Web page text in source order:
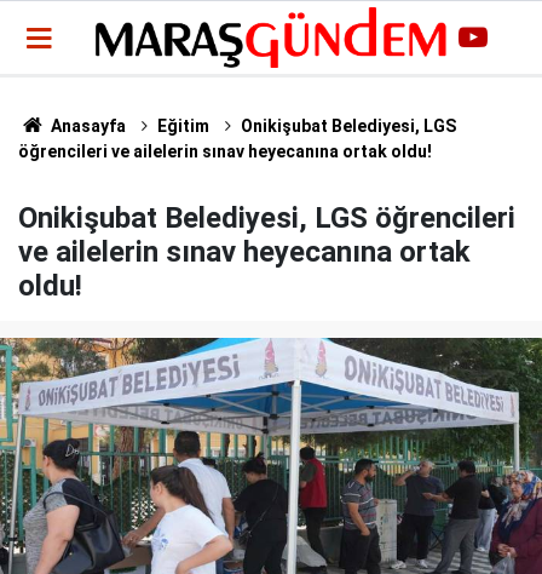
Anasayfa Eğitim
Onikişubat Belediyesi, LGS
öğrencileri ve ailelerin sınav heyecanına ortak oldu!
Onikişubat Belediyesi, LGS öğrencileri
ve ailelerin sınav heyecanına ortak
oldu!